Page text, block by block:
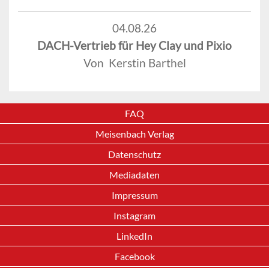
04.08.26
DACH-Vertrieb für Hey Clay und Pixio
Von Kerstin Barthel
FAQ
Meisenbach Verlag
Datenschutz
Mediadaten
Impressum
Instagram
LinkedIn
Facebook